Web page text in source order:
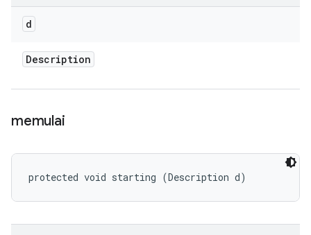
d
Description
memulai
protected void starting (Description d)